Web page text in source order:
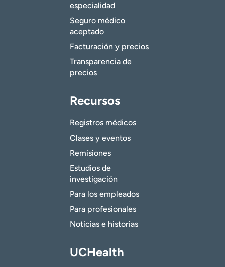
especialidad
Seguro médico
aceptado
Facturación y precios
Transparencia de
precios
Recursos
Registros médicos
Clases y eventos
Remisiones
Estudios de
investigación
Para los empleados
Para profesionales
Noticias e historias
UCHealth